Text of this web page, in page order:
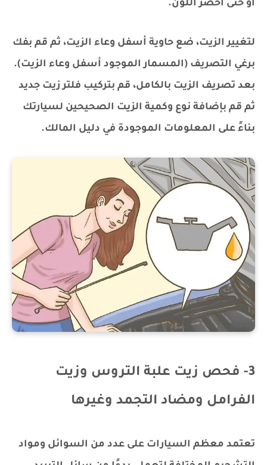
أو حتى أخضر اللون.
لتغيير الزيت، ضع حاوية أسفل وعاء الزيت، ثم قم بفك
برغي التصريف (المسمار الموجود أسفل وعاء الزيت).
بعد تصريف الزيت بالكامل، قم بتركيب فلتر زيت جديد
ثم قم بإضافة نوع وكمية الزيت الصحيحين لسيارتك
بناءً على المعلومات الموجودة في دليل المالك.
3- فحص زيت علبة التروس وزيت
الفرامل ومضاد التجمد وغيرها
تعتمد معظم السيارات على عدد من السوائل ومواد